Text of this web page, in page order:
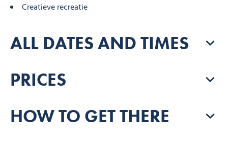
Creatieve recreatie
ALL DATES AND TIMES
PRICES
HOW TO GET THERE